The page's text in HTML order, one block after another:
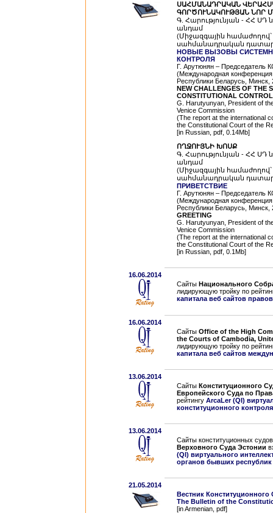
ՍԱՀՄԱՆԱԴՐԱԿԱՆ
ԳՈՐԾՈՒՆԱԿՈՒԹՅԱՆ ՆՈՐ
Գ. Հարությունյան - ՀՀ
անդամ
(Միջազգային
սահմանադրական
НОВЫЕ ВЫЗОВЫ
КОНТРОЛЯ
Г. Арутюнян – Председатель
(Международная
Республики Беларусь, Минск,
NEW CHALLENGES OF THE
CONSTITUTIONAL CONTROL
G. Harutyunyan, President of
Venice Commission
(The report at the international
the Constitutional Court of the
[in Russian, pdf, 0.14Mb]
ՈՂՋՈՒՅՆԻ ԽՈՍՔ
Գ. Հարությունյան - ՀՀ
անդամ
(Միջազգային
սահմանադրական
ПРИВЕТСТВИЕ
Г. Арутюнян – Председатель
(Международная
Республики Беларусь, Минск,
GREETING
G. Harutyunyan, President of
Venice Commission
(The report at the international
the Constitutional Court of the
[in Russian, pdf, 0.1Mb]
16.06.2014
Сайты Национального
лидирующую тройку по
капитала веб сайтов
16.06.2014
Сайты Office of the High
the Courts of Cambodia,
лидирующую тройку по
капитала веб сайтов
13.06.2014
Сайты Конституционного
Европейского Суда по
рейтингуАrcaLer (QI)
конституционного
13.06.2014
Сайты конституционных
Верховного Суда Эстонии
(QI) виртуального
органов бывших республик
21.05.2014
Вестник
The Bulletin of the
[in Armenian, pdf]